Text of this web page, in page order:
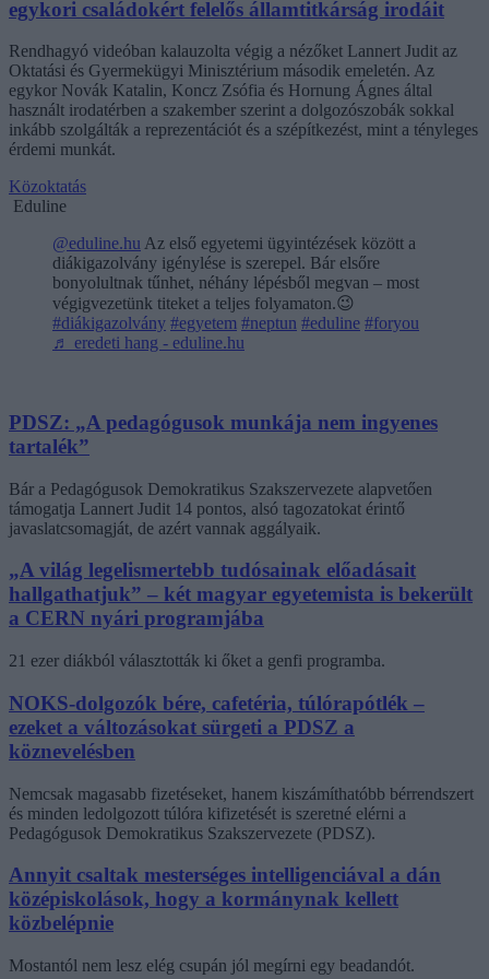
egykori családokért felelős államtitkárság irodáit
Rendhagyó videóban kalauzolta végig a nézőket Lannert Judit az
Oktatási és Gyermekügyi Minisztérium második emeletén. Az
egykor Novák Katalin, Koncz Zsófia és Hornung Ágnes által
használt irodatérben a szakember szerint a dolgozószobák sokkal
inkább szolgálták a reprezentációt és a szépítkezést, mint a tényleges
érdemi munkát.
Közoktatás
Eduline
@eduline.hu Az első egyetemi ügyintézések között a
diákigazolvány igénylése is szerepel. Bár elsőre
bonyolultnak tűnhet, néhány lépésből megvan – most
végigvezetünk titeket a teljes folyamaton.😉
#diákigazolvány #egyetem #neptun #eduline #foryou
♬ eredeti hang - eduline.hu
PDSZ: „A pedagógusok munkája nem ingyenes
tartalék”
Bár a Pedagógusok Demokratikus Szakszervezete alapvetően
támogatja Lannert Judit 14 pontos, alsó tagozatokat érintő
javaslatcsomagját, de azért vannak aggályaik.
„A világ legelismertebb tudósainak előadásait
hallgathatjuk” – két magyar egyetemista is bekerült
a CERN nyári programjába
21 ezer diákból választották ki őket a genfi programba.
NOKS-dolgozók bére, cafetéria, túlórapótlék –
ezeket a változásokat sürgeti a PDSZ a
köznevelésben
Nemcsak magasabb fizetéseket, hanem kiszámíthatóbb bérrendszert
és minden ledolgozott túlóra kifizetését is szeretné elérni a
Pedagógusok Demokratikus Szakszervezete (PDSZ).
Annyit csaltak mesterséges intelligenciával a dán
középiskolások, hogy a kormánynak kellett
közbelépnie
Mostantól nem lesz elég csupán jól megírni egy beadandót.